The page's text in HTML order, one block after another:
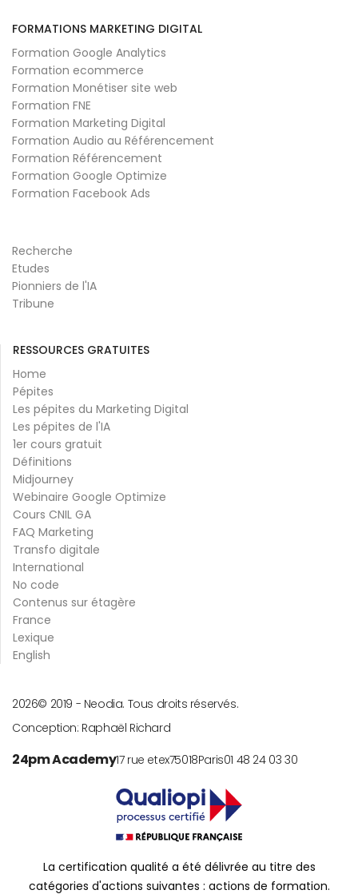
FORMATIONS MARKETING DIGITAL
Formation Google Analytics
Formation ecommerce
Formation Monétiser site web
Formation FNE
Formation Marketing Digital
Formation Audio au Référencement
Formation Référencement
Formation Google Optimize
Formation Facebook Ads
Recherche
Etudes
Pionniers de l'IA
Tribune
RESSOURCES GRATUITES
Home
Pépites
Les pépites du Marketing Digital
Les pépites de l'IA
1er cours gratuit
Définitions
Midjourney
Webinaire Google Optimize
Cours CNIL GA
FAQ Marketing
Transfo digitale
International
No code
Contenus sur étagère
France
Lexique
English
© 2019 -
2026
Neodia. Tous droits réservés.
Conception: Raphaël Richard
24pm Academy17 rue etex75018Paris01 48 24 03 30
La certification qualité a été délivrée au titre des
catégories d'actions suivantes : actions de formation.